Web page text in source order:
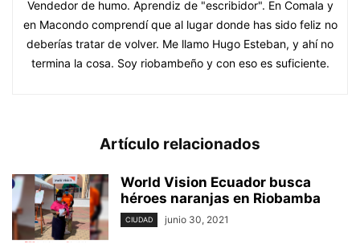
Vendedor de humo. Aprendiz de "escribidor". En Comala y
en Macondo comprendí que al lugar donde has sido feliz no
deberías tratar de volver. Me llamo Hugo Esteban, y ahí no
termina la cosa. Soy riobambeño y con eso es suficiente.
Artículo relacionados
World Vision Ecuador busca
héroes naranjas en Riobamba
CIUDAD junio 30, 2021